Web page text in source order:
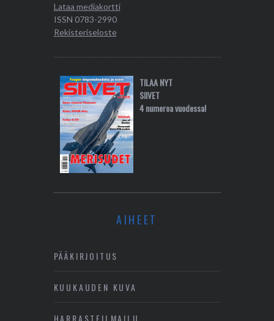
Lataa mediakortti
ISSN 0783-2990
Rekisteriseloste
TILAA NYT
SIIVET
4 numeroa vuodessa!
AIHEET
PÄÄKIRJOITUS
KUUKAUDEN KUVA